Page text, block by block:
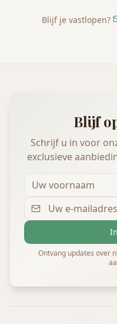
Blijf je vastlopen?
Blijf
Schrijf u in voor
exclusieve
Ontvang updates over